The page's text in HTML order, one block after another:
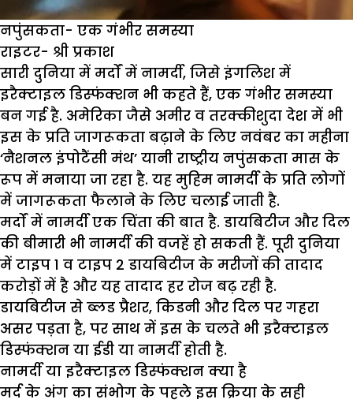
नपुंसकता- एक गंभीर समस्या
राइटर- श्री प्रकाश
सारी दुनिया में मर्दों में नामर्दी, जिसे इंगलिश में
इरैक्टाइल डिस्फंक्शन भी कहते हैं, एक गंभीर समस्या
बन गई है. अमेरिका जैसे अमीर व तरक्कीशुदा देश में भी
इस के प्रति जागरूकता बढ़ाने के लिए नवंबर का महीना
‘नैशनल इंपोटैंसी मंथ’ यानी राष्ट्रीय नपुंसकता मास के
रूप में मनाया जा रहा है. यह मुहिम नामर्दी के प्रति लोगों
में जागरूकता फैलाने के लिए चलाई जाती है.
मर्दों में नामर्दी एक चिंता की बात है. डायबिटीज और दिल
की बीमारी भी नामर्दी की वजहें हो सकती हैं. पूरी दुनिया
में टाइप 1 व टाइप 2 डायबिटीज के मरीजों की तादाद
करोड़ों में है और यह तादाद हर रोज बढ़ रही है.
डायबिटीज से ब्लड प्रैशर, किडनी और दिल पर गहरा
असर पड़ता है, पर साथ में इस के चलते भी इरैक्टाइल
डिस्फंक्शन या ईडी या नामर्दी होती है.
नामर्दी या इरैक्टाइल डिस्फंक्शन क्या है
मर्द के अंग का संभोग के पहले इस क्रिया के सही